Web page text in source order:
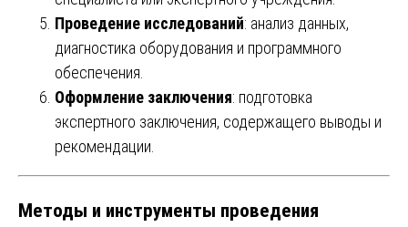
Проведение исследований: анализ данных,
диагностика оборудования и программного
обеспечения.
Оформление заключения: подготовка
экспертного заключения, содержащего выводы и
рекомендации.
Методы и инструменты проведения